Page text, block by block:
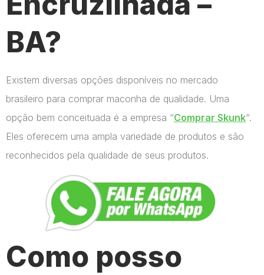
BA?
Existem diversas opções disponíveis no mercado
brasileiro para comprar maconha de qualidade. Uma
opção bem conceituada é a empresa “Comprar Skunk“.
Eles oferecem uma ampla variedade de produtos e são
reconhecidos pela qualidade de seus produtos.
Como posso